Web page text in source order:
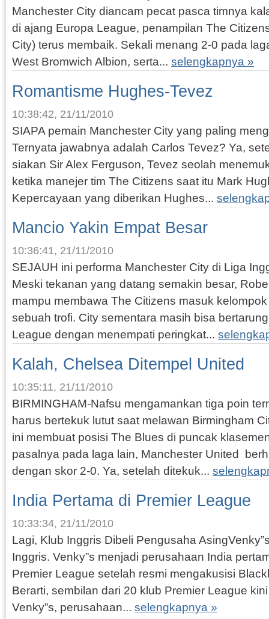
Manchester City diancam pecat pasca timnya
di ajang Europa League, penampilan The
City) terus membaik. Sekali menang 2-0 pada
West Bromwich Albion, serta... selengkapnya »
Romantisme Hughes-Tevez
10:38:42, 21/11/2010
SIAPA pemain Manchester City yang paling
Ternyata jawabnya adalah Carlos Tevez? Ya,
siakan Sir Alex Ferguson, Tevez seolah
ketika manejer tim The Citizens saat itu Mark
Kepercayaan yang diberikan Hughes...
Mancio Yakin Empat Besar
10:36:41, 21/11/2010
SEJAUH ini performa Manchester City di Liga
Meski tekanan yang datang semakin besar,
mampu membawa The Citizens masuk
sebuah trofi. City sementara masih bisa
League dengan menempati peringkat...
Kalah, Chelsea Ditempel United
10:35:11, 21/11/2010
BIRMINGHAM-Nafsu mengamankan tiga poin
harus bertekuk lutut saat melawan Birmingham
ini membuat posisi The Blues di puncak
pasalnya pada laga lain, Manchester United
dengan skor 2-0. Ya, setelah ditekuk...
India Pertama di Premier League
10:33:34, 21/11/2010
Lagi, Klub Inggris Dibeli Pengusaha
Inggris. Venky”s menjadi perusahaan India
Premier League setelah resmi mengakusisi
Berarti, sembilan dari 20 klub Premier League
Venky”s, perusahaan... selengkapnya »